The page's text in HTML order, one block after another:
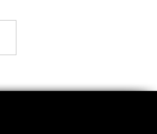
2“ erhält